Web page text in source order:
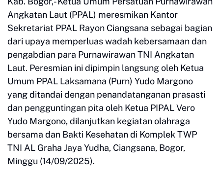
Angkatan Laut (PPAL) meresmikan Kantor
Sekretariat PPAL Rayon Ciangsana sebagai bagian
dari upaya memperluas wadah kebersamaan dan
pengabdian para Purnawirawan TNI Angkatan
Laut. Peresmian ini dipimpin langsung oleh Ketua
Umum PPAL Laksamana (Purn) Yudo Margono
yang ditandai dengan penandatanganan prasasti
dan pengguntingan pita oleh Ketua PIPAL Vero
Yudo Margono, dilanjutkan kegiatan olahraga
bersama dan Bakti Kesehatan di Komplek TWP
TNI AL Graha Jaya Yudha, Ciangsana, Bogor,
Minggu (14/09/2025).